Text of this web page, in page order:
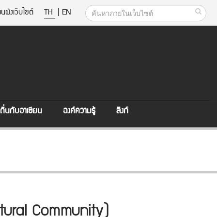
ผังเว็บไซต์ TH | EN
นกับอาเซียน องค์ความรู้ ลิงก์
Community)